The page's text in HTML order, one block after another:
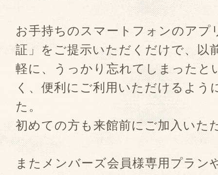
お手持ちのスマートフォンのアプ
証」をご提示いただくだけで、以
軽に、うっかり忘れてしまったと
く、便利にご利用いただけるよう
た。
初めての方も来館前にご加入いた
またメンバーズ会員様専用プラン